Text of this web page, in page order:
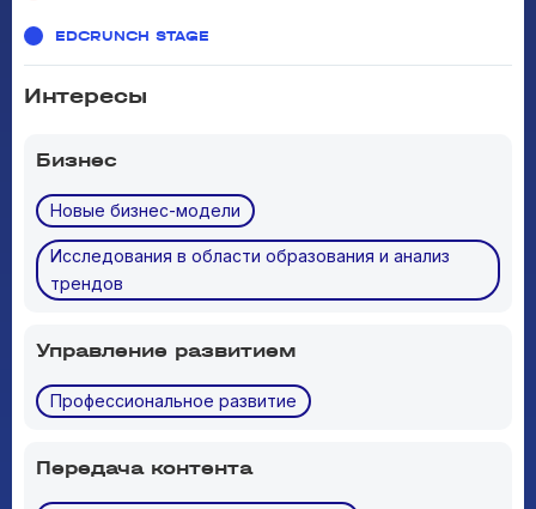
EDCRUNCH STAGE
Интересы
Бизнес
Новые бизнес-модели
Исследования в области образования и анализ
трендов
Управление развитием
Профессиональное развитие
Передача контента